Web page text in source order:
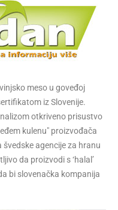
meso u goveđoj
iz Slovenije.
otkriveno prisustvo
kulenu" proizvođača
agencije za hranu
da proizvodi s ‘halal’
bi slovenačka kompanija